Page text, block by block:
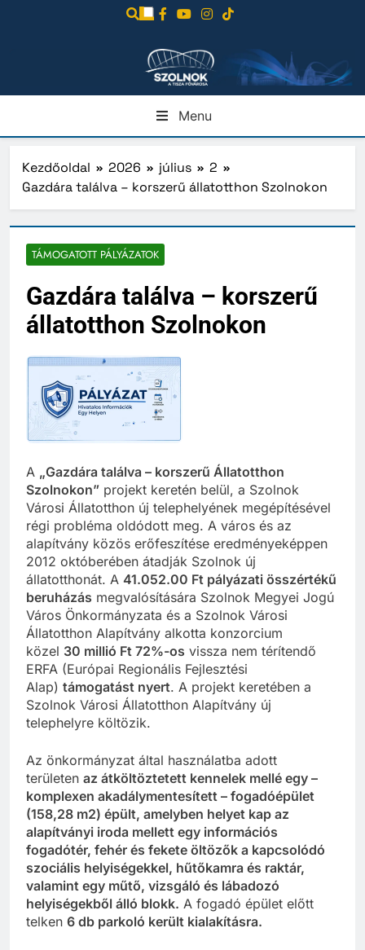
Menu
Kezdőoldal 2026 július
2
Gazdára találva – korszerű állatotthon Szolnokon
TÁMOGATOTT PÁLYÁZATOK
Gazdára találva – korszerű
állatotthon Szolnokon
A „Gazdára találva – korszerű Állatotthon
Szolnokon” projekt keretén belül, a Szolnok
Városi Állatotthon új telephelyének megépítésével
régi probléma oldódott meg. A város és az
alapítvány közös erőfeszítése eredményeképpen
2012 októberében átadják Szolnok új
állatotthonát. A 41.052.00 Ft pályázati összértékű
beruházás megvalósítására Szolnok Megyei Jogú
Város Önkormányzata és a Szolnok Városi
Állatotthon Alapítvány alkotta konzorcium
közel 30 millió Ft 72%-os vissza nem térítendő
ERFA (Európai Regionális Fejlesztési
Alap) támogatást nyert. A projekt keretében a
Szolnok Városi Állatotthon Alapítvány új
telephelyre költözik.
Az önkormányzat által használatba adott
területen az átköltöztetett kennelek mellé egy –
komplexen akadálymentesített – fogadóépület
(158,28 m2) épült, amelyben helyet kap az
alapítványi iroda mellett egy információs
fogadótér, fehér és fekete öltözők a kapcsolódó
szociális helyiségekkel, hűtőkamra és raktár,
valamint egy műtő, vizsgáló és lábadozó
helyiségekből álló blokk. A fogadó épület előtt
telken 6 db parkoló került kialakításra.